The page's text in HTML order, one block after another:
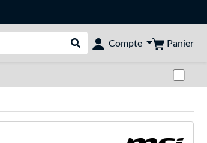
Rechercher dans le shop
Compte Panier